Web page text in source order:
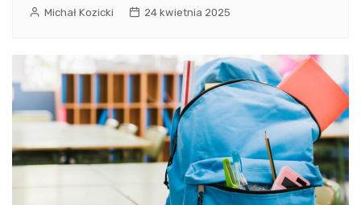
Michał Kozicki 24 kwietnia 2025